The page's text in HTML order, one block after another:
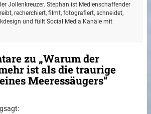
Jollenkreuzer. Stephan ist Medienschaffender
recherchiert, filmt, fotografiert, schneidet,
und füllt Social Media Kanäle mit
zu „Warum der
ist als die traurige
Meeressäugers“
sagt: